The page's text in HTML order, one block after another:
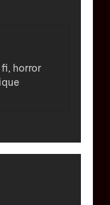
horror